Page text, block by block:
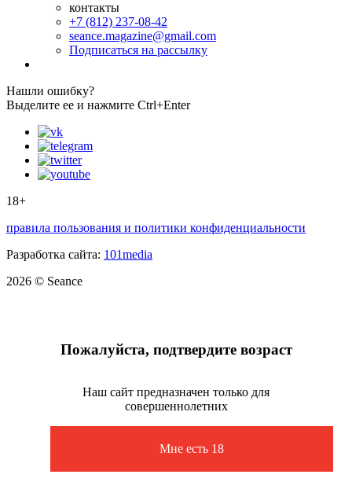
контакты
+7 (812) 237-08-42
seance.magazine@gmail.com
Подписаться на рассылку
Нашли ошибку?
Выделите ее и нажмите Ctrl+Enter
18+
правила пользования и политики конфиденциальности
Разработка сайта: 101media
2026 © Seance
Пожалуйста, подтвердите возраст
Наш сайт предназначен только для
совершеннолетних
Мне есть 18